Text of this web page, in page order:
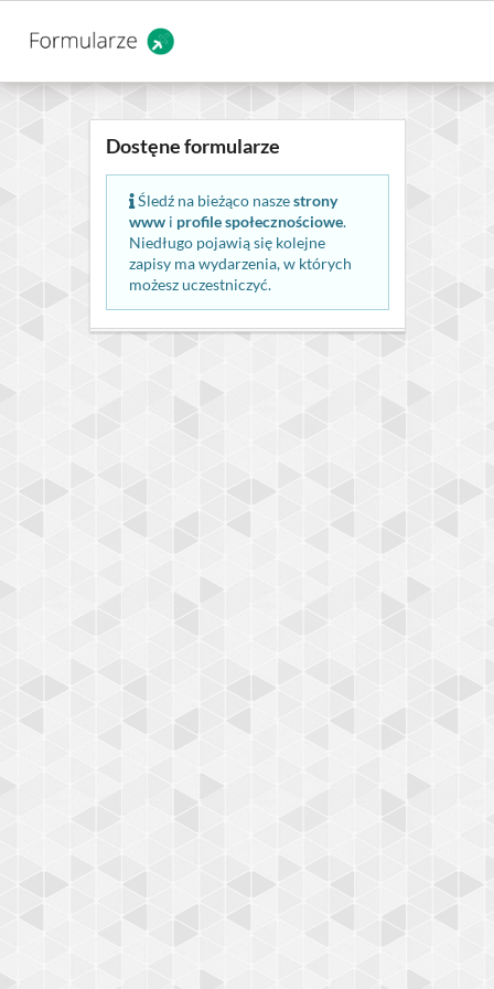
Dostęne formularze
Śledź na bieżąco naszestrony
wwwi profile społecznościowe.
Niedługo pojawią się kolejne
zapisy ma wydarzenia, w których
możesz uczestniczyć.